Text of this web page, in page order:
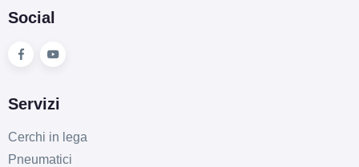
Social
Servizi
Cerchi in lega
Pneumatici